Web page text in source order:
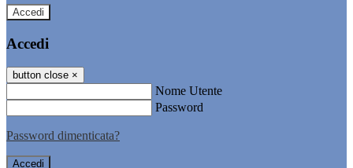
Accedi
Accedi
button close ×
Nome Utente
Password
Password dimenticata?